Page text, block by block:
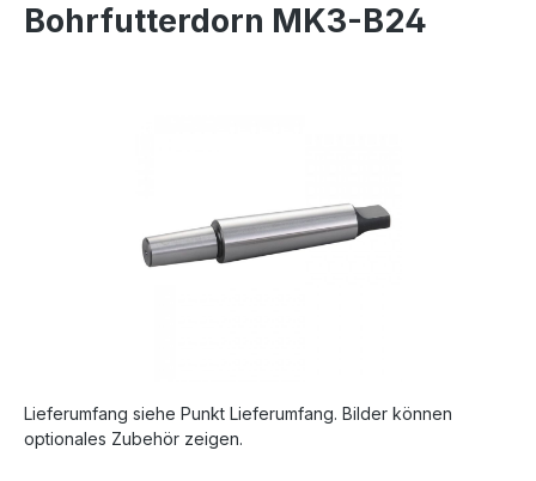
Bohrfutterdorn MK3-B24
Lieferumfang siehe Punkt Lieferumfang. Bilder können
optionales Zubehör zeigen.